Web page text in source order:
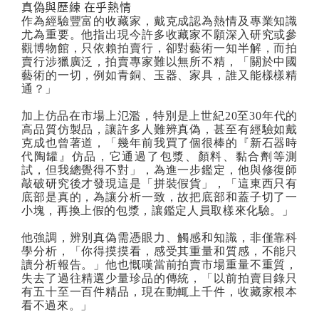
真偽與歷練 在乎熱情
作為經驗豐富的收藏家，戴克成認為熱情及專業知識
尤為重要。他指出現今許多收藏家不願深入研究或參
觀博物館，只依賴拍賣行，卻對藝術一知半解，而拍
賣行涉獵廣泛，拍賣專家難以無所不精，「關於中國
藝術的一切，例如青銅、玉器、家具，誰又能樣樣精
通？」
加上仿品在市場上氾濫，特別是上世紀20至30年代的
高品質仿製品，讓許多人難辨真偽，甚至有經驗如戴
克成也曾著道，「幾年前我買了個很棒的『新石器時
代陶罐』仿品，它通過了包漿、顏料、黏合劑等測
試，但我總覺得不對」，為進一步鑑定，他與修復師
敲破研究後才發現這是「拼裝假貨」，「這東西只有
底部是真的，為讓分析一致，故把底部和蓋子切了一
小塊，再換上假的包漿，讓鑑定人員取樣來化驗。」
他強調，辨別真偽需憑眼力、觸感和知識，非僅靠科
學分析，「你得摸摸看，感受其重量和質感，不能只
讀分析報告。」他也慨嘆當前拍賣市場重量不重質，
失去了過往精選少量珍品的傳統，「以前拍賣目錄只
有五十至一百件精品，現在動輒上千件，收藏家根本
看不過來。」